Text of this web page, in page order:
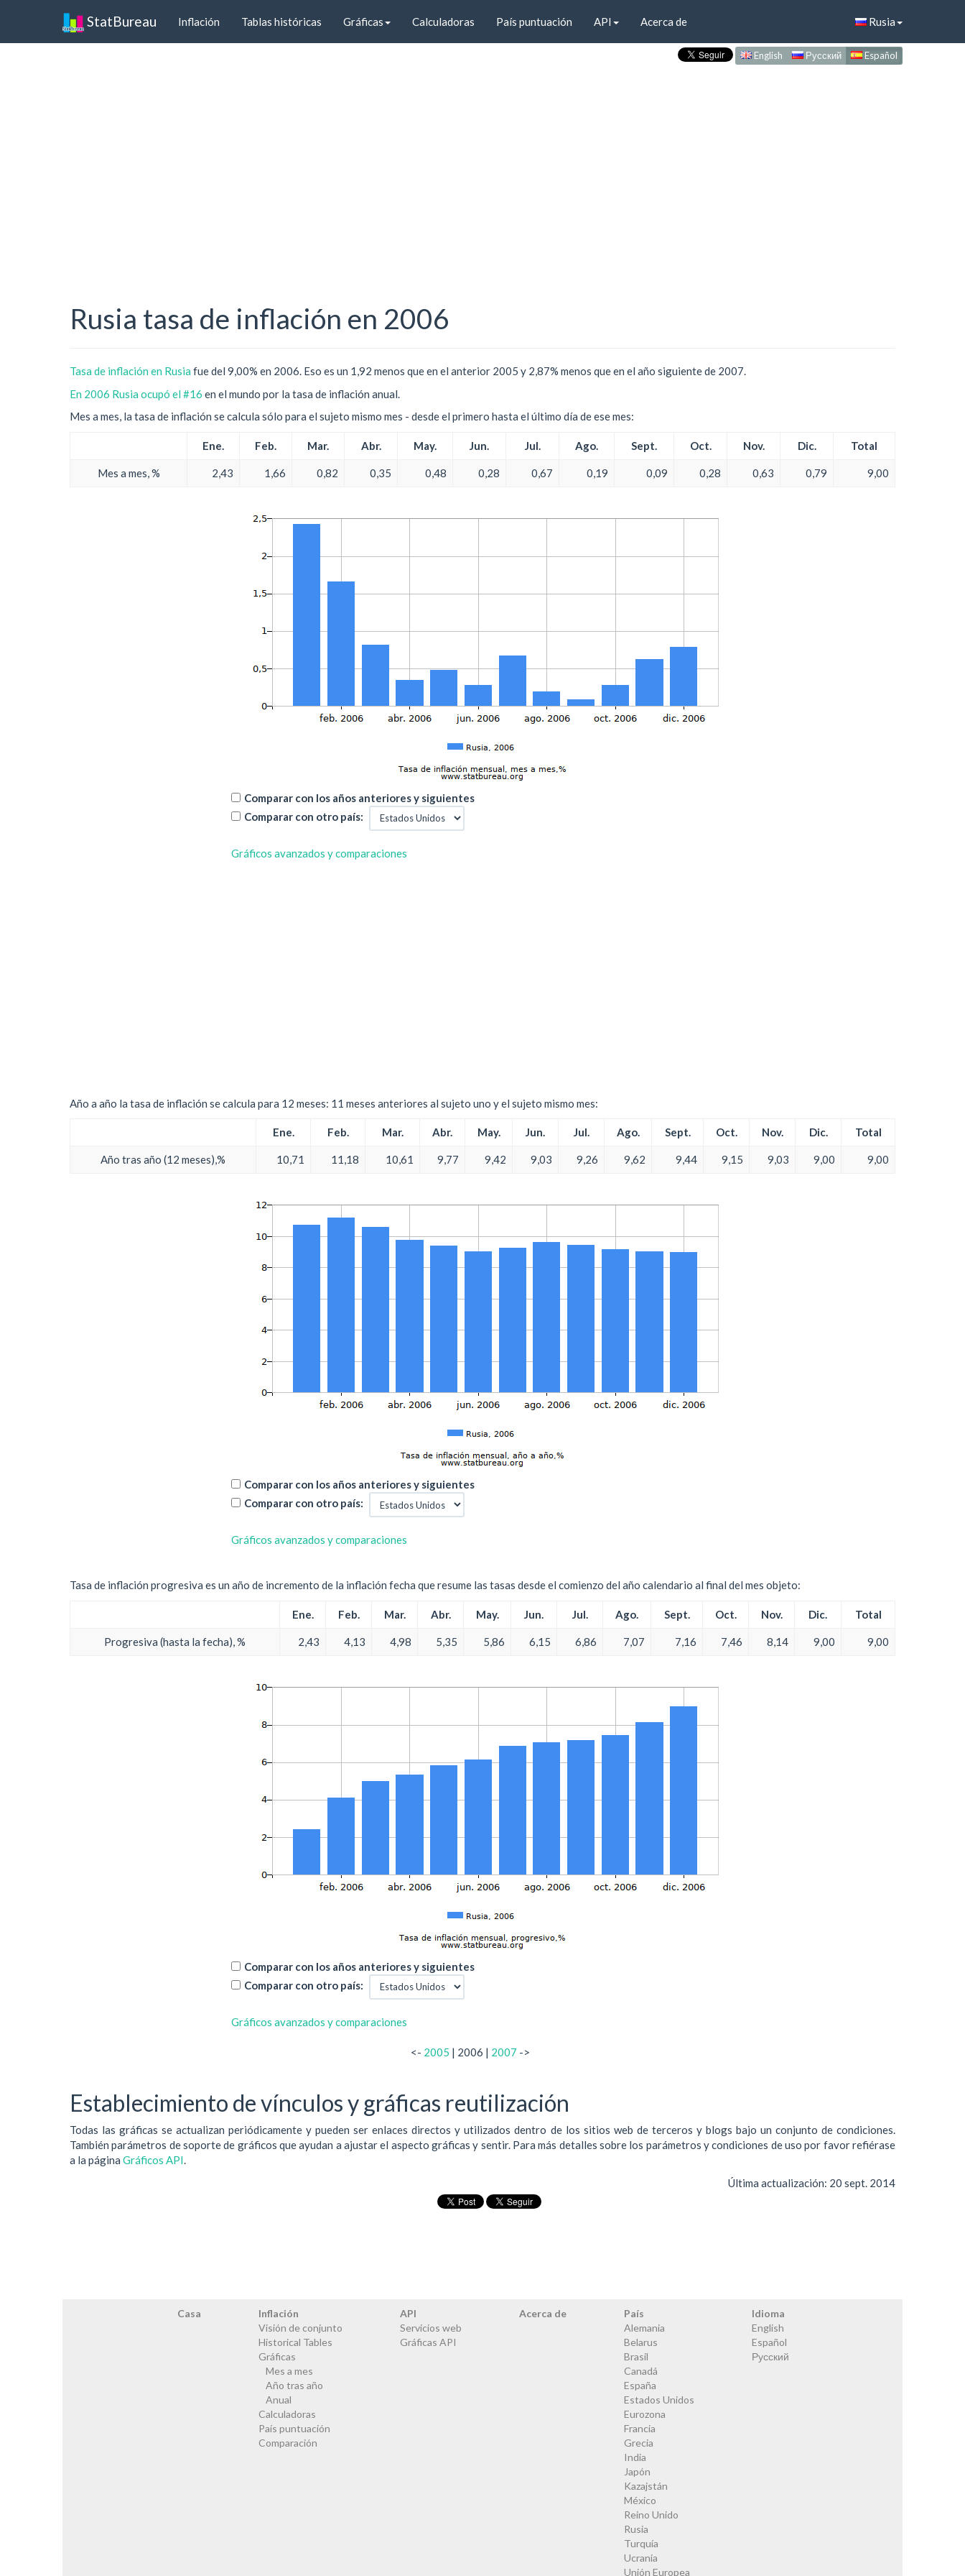
StatBureau Inflación Tablas históricas Gráficas Calculadoras País puntuación API Acerca de Rusia
English Русский Español
Rusia tasa de inflación en 2006
Tasa de inflación en Rusia fue del 9,00% en 2006. Eso es un 1,92 menos que en el anterior 2005 y 2,87% menos que en el año siguiente de 2007.
En 2006 Rusia ocupó el #16 en el mundo por la tasa de inflación anual.
Mes a mes, la tasa de inflación se calcula sólo para el sujeto mismo mes - desde el primero hasta el último día de ese mes:
Ene. Feb. Mar. Abr. May. Jun. Jul. Ago. Sept. Oct. Nov. Dic. Total
Mes a mes, % 2,43 1,66 0,82 0,35 0,48 0,28 0,67 0,19 0,09 0,28 0,63 0,79 9,00
Comparar con los años anteriores y siguientes
Comparar con otro país:
Gráficos avanzados y comparaciones
Año a año la tasa de inflación se calcula para 12 meses: 11 meses anteriores al sujeto uno y el sujeto mismo mes:
Ene. Feb. Mar. Abr. May. Jun. Jul. Ago. Sept. Oct. Nov. Dic. Total
Año tras año (12 meses),% 10,71 11,18 10,61 9,77 9,42 9,03 9,26 9,62 9,44 9,15 9,03 9,00 9,00
Comparar con los años anteriores y siguientes
Comparar con otro país:
Gráficos avanzados y comparaciones
Tasa de inflación progresiva es un año de incremento de la inflación fecha que resume las tasas desde el comienzo del año calendario al final del mes objeto:
Ene. Feb. Mar. Abr. May. Jun. Jul. Ago. Sept. Oct. Nov. Dic. Total
Progresiva (hasta la fecha), % 2,43 4,13 4,98 5,35 5,86 6,15 6,86 7,07 7,16 7,46 8,14 9,00 9,00
Comparar con los años anteriores y siguientes
Comparar con otro país:
Gráficos avanzados y comparaciones
<- 2005 | 2006 | 2007 ->
Establecimiento de vínculos y gráficas reutilización
Todas las gráficas se actualizan periódicamente y pueden ser enlaces directos y utilizados dentro de los sitios web de terceros y blogs bajo un conjunto de condiciones.
También parámetros de soporte de gráficos que ayudan a ajustar el aspecto gráficas y sentir. Para más detalles sobre los parámetros y condiciones de uso por favor refiérase
a la página Gráficos API.
Última actualización: 20 sept. 2014
Casa
Inflación
Visión de conjunto
Historical Tables
Gráficas
Mes a mes
Año tras año
Anual
Calculadoras
País puntuación
Comparación
API
Servicios web
Gráficas API
Acerca de
País
Alemania
Belarus
Brasil
Canadá
España
Estados Unidos
Eurozona
Francia
Grecia
India
Japón
Kazajstán
México
Reino Unido
Rusia
Turquía
Ucrania
Unión Europea
Idioma
English
Español
Русский